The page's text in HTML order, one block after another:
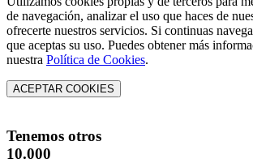
de navegación, analizar el uso que haces de
ofrecerte nuestros servicios. Si continuas
que aceptas su uso. Puedes obtener más
nuestra Política de Cookies.
ACEPTAR COOKIES
Tenemos otros
10.000